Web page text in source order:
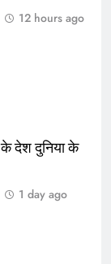
12 hours ago
देश दुनिया के
1 day ago